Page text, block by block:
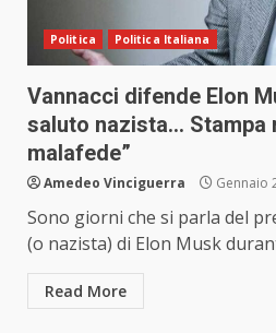
Politica Politica Italiana
Vannacci difende Elon
saluto nazista… Stampa
malafede”
Amedeo Vinciguerra Gennaio
Sono giorni che si parla del
(o nazista) di Elon Musk
Read More